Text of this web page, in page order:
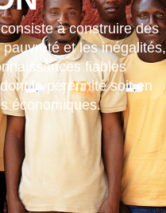
à construire des
et les inégalités,
fiables
la pérennité soit en
économiques.